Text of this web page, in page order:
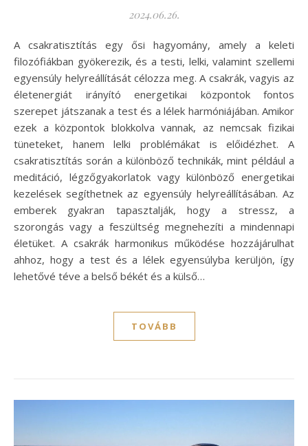
2024.06.26.
A csakratisztítás egy ősi hagyomány, amely a keleti
filozófiákban gyökerezik, és a testi, lelki, valamint szellemi
egyensúly helyreállítását célozza meg. A csakrák, vagyis az
életenergiát irányító energetikai központok fontos
szerepet játszanak a test és a lélek harmóniájában. Amikor
ezek a központok blokkolva vannak, az nemcsak fizikai
tüneteket, hanem lelki problémákat is előidézhet. A
csakratisztítás során a különböző technikák, mint például a
meditáció, légzőgyakorlatok vagy különböző energetikai
kezelések segíthetnek az egyensúly helyreállításában. Az
emberek gyakran tapasztalják, hogy a stressz, a
szorongás vagy a feszültség megnehezíti a mindennapi
életüket. A csakrák harmonikus működése hozzájárulhat
ahhoz, hogy a test és a lélek egyensúlyba kerüljön, így
lehetővé téve a belső békét és a külső…
TOVÁBB